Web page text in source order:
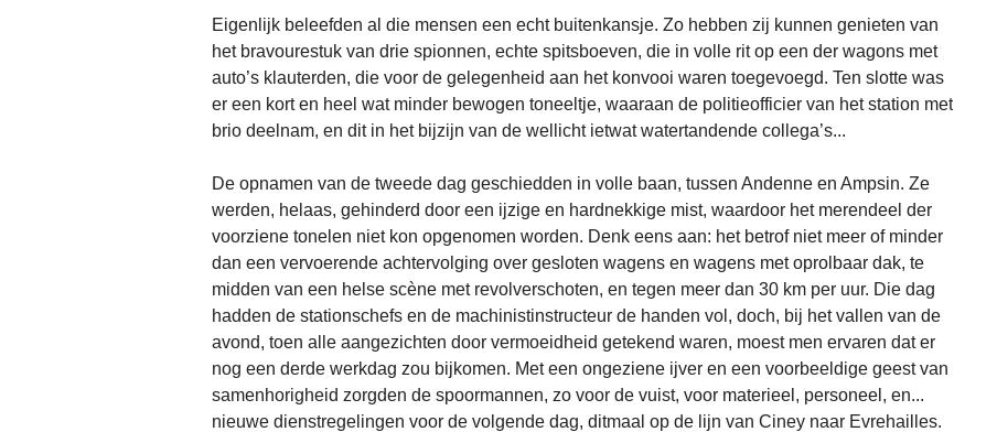
Eigenlijk beleefden al die mensen een echt buitenkansje. Zo hebben zij kunnen genieten van
het bravourestuk van drie spionnen, echte spitsboeven, die in volle rit op een der wagons met
auto’s klauterden, die voor de gelegenheid aan het konvooi waren toegevoegd. Ten slotte was
er een kort en heel wat minder bewogen toneeltje, waaraan de politieofficier van het station met
brio deelnam, en dit in het bijzijn van de wellicht ietwat watertandende collega’s...
De opnamen van de tweede dag geschiedden in volle baan, tussen Andenne en Ampsin. Ze
werden, helaas, gehinderd door een ijzige en hardnekkige mist, waardoor het merendeel der
voorziene tonelen niet kon opgenomen worden. Denk eens aan: het betrof niet meer of minder
dan een vervoerende achtervolging over gesloten wagens en wagens met oprolbaar dak, te
midden van een helse scène met revolverschoten, en tegen meer dan 30 km per uur. Die dag
hadden de stationschefs en de machinistinstructeur de handen vol, doch, bij het vallen van de
avond, toen alle aangezichten door vermoeidheid getekend waren, moest men ervaren dat er
nog een derde werkdag zou bijkomen. Met een ongeziene ijver en een voorbeeldige geest van
samenhorigheid zorgden de spoormannen, zo voor de vuist, voor materieel, personeel, en...
nieuwe dienstregelingen voor de volgende dag, ditmaal op de lijn van Ciney naar Evrehailles.